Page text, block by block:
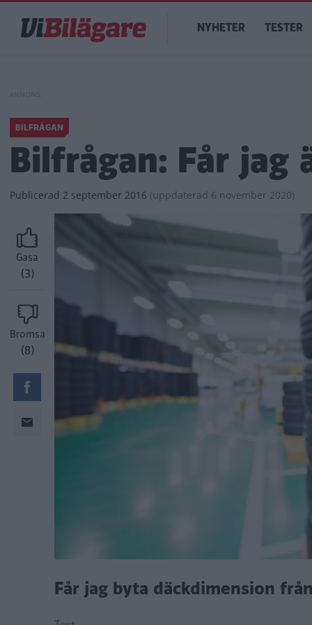
huvudinnehåll
Main
navigation
NYHETER TESTER
BILFRÅGAN
Bilfrågan: Får jag
Publicerad 2 september 2016 (uppdaterad 6 november 2020)
Gasa
(3)
Bromsa
(8)
Får jag byta däckdimension